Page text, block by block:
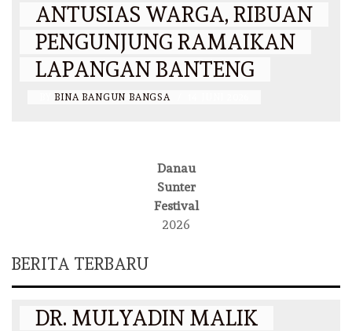
ANTUSIAS WARGA, RIBUAN
PENGUNJUNG RAMAIKAN
LAPANGAN BANTENG
BINA BANGUN BANGSA
Danau
Sunter
Festival
2026
BERITA TERBARU
DAERAH
DR. MULYADIN MALIK